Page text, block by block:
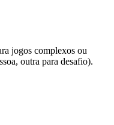
jogos complexos ou
outra para desafio).